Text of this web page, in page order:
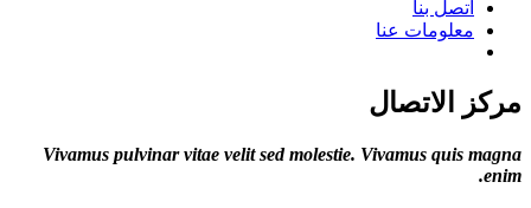
اتصل بنا
معلومات عنا
مركز الاتصال
Vivamus pulvinar vitae velit sed molestie. Vivamus quis magna
enim.